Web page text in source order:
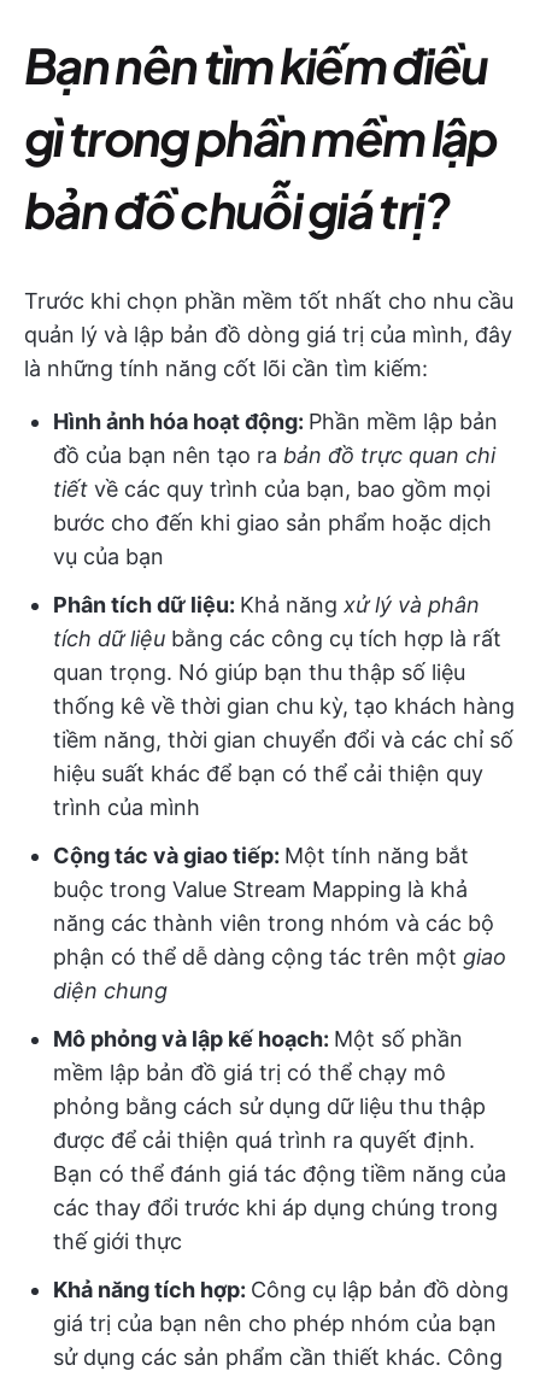
Bạn nên tìm kiếm điều
gì trong phần mềm lập
bản đồ chuỗi giá trị?
Trước khi chọn phần mềm tốt nhất cho nhu cầu
quản lý và lập bản đồ dòng giá trị của mình, đây
là những tính năng cốt lõi cần tìm kiếm:
Hình ảnh hóa hoạt động: Phần mềm lập bản
đồ của bạn nên tạo ra bản đồ trực quan chi
tiết về các quy trình của bạn, bao gồm mọi
bước cho đến khi giao sản phẩm hoặc dịch
vụ của bạn
Phân tích dữ liệu: Khả năng xử lý và phân
tích dữ liệu bằng các công cụ tích hợp là rất
quan trọng. Nó giúp bạn thu thập số liệu
thống kê về thời gian chu kỳ, tạo khách hàng
tiềm năng, thời gian chuyển đổi và các chỉ số
hiệu suất khác để bạn có thể cải thiện quy
trình của mình
Cộng tác và giao tiếp: Một tính năng bắt
buộc trong Value Stream Mapping là khả
năng các thành viên trong nhóm và các bộ
phận có thể dễ dàng cộng tác trên một giao
diện chung
Mô phỏng và lập kế hoạch: Một số phần
mềm lập bản đồ giá trị có thể chạy mô
phỏng bằng cách sử dụng dữ liệu thu thập
được để cải thiện quá trình ra quyết định.
Bạn có thể đánh giá tác động tiềm năng của
các thay đổi trước khi áp dụng chúng trong
thế giới thực
Khả năng tích hợp: Công cụ lập bản đồ dòng
giá trị của bạn nên cho phép nhóm của bạn
sử dụng các sản phẩm cần thiết khác. Công